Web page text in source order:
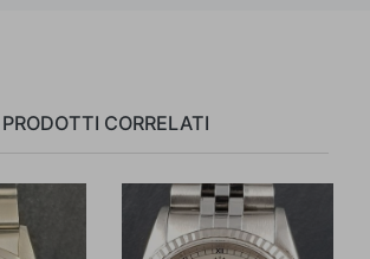
PRODOTTI CORRELATI